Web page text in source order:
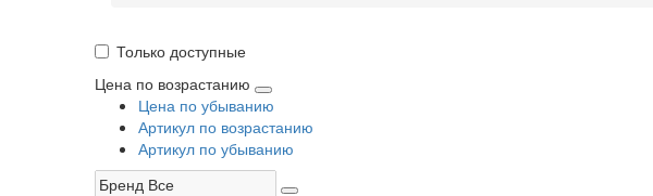
Только доступные
Цена по возрастанию
Цена по убыванию
Артикул по возрастанию
Артикул по убыванию